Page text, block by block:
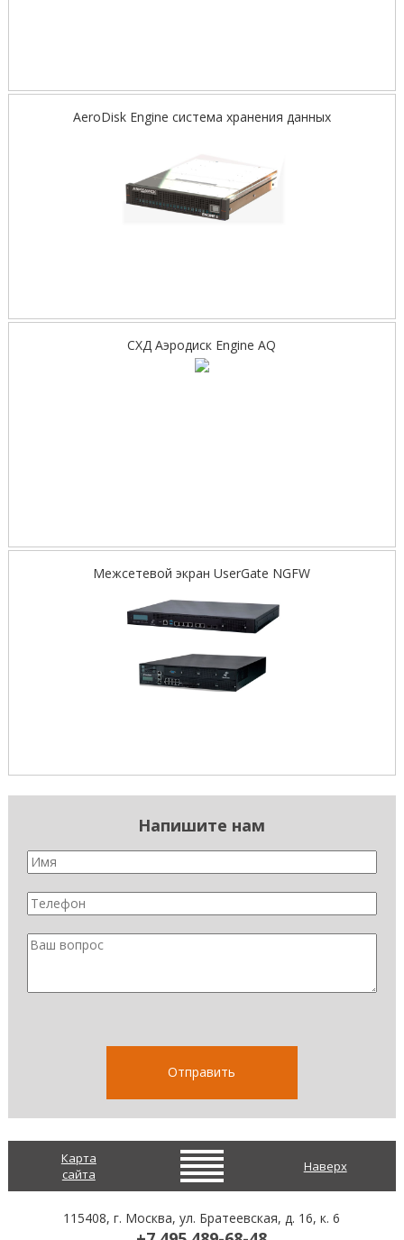
AeroDisk Engine cистема хранения данных
СХД Аэродиск Engine AQ
Межсетевой экран UserGate NGFW
Напишите нам
Карта
сайта
Наверх
115408, г. Москва,ул. Братеевская, д. 16, к. 6